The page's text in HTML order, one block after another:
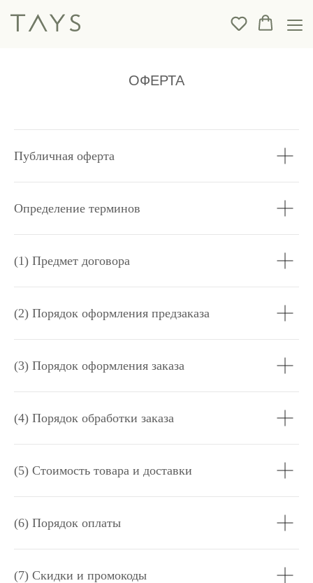
ОФЕРТА
Публичная оферта
Определение терминов
(1) Предмет договора
(2) Порядок оформления предзаказа
(3) Порядок оформления заказа
(4) Порядок обработки заказа
(5) Стоимость товара и доставки
(6) Порядок оплаты
(7) Скидки и промокоды